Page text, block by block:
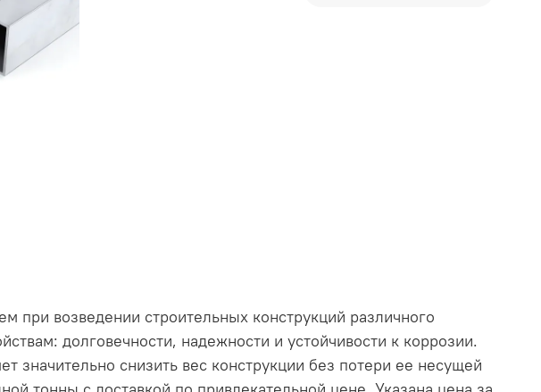
возведении строительных конструкций различного
долговечности, надежности и устойчивости к коррозии.
значительно снизить вес конструкции без потери ее несущей